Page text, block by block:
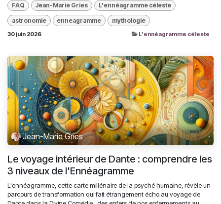
FAQ Jean-Marie Gries L'ennéagramme céleste
astronomie enneagramme mythologie
30 juin 2026 L'ennéagramme céleste
Jean-Marie Gries
Le voyage intérieur de Dante : comprendre les
3 niveaux de l'Ennéagramme
L'ennéagramme, cette carte millénaire de la psyché humaine, révèle un
parcours de transformation qui fait étrangement écho au voyage de